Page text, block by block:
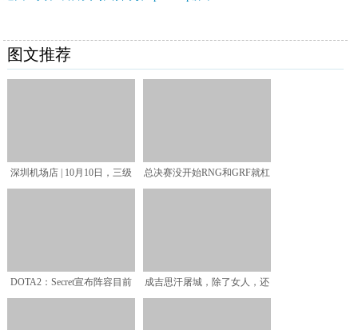
图文推荐
深圳机场店 | 10月10日，三级
总决赛没开始RNG和GRF就杠
DOTA2：Secret宣布阵容目前
成吉思汗屠城，除了女人，还